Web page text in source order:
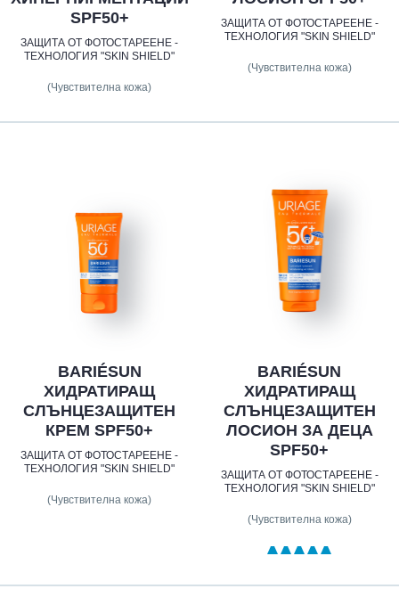
SPF50+
ЗАЩИТА ОТ ФОТОСТАРЕЕНЕ -
ТЕХНОЛОГИЯ "SKIN SHIELD"
(Чувствителна кожа)
ЗАЩИТА ОТ ФОТОСТАРЕЕНЕ -
ТЕХНОЛОГИЯ "SKIN SHIELD"
(Чувствителна кожа)
BARIÉSUN
ХИДРАТИРАЩ
СЛЪНЦЕЗАЩИТЕН
КРЕМ SPF50+
ЗАЩИТА ОТ ФОТОСТАРЕЕНЕ -
ТЕХНОЛОГИЯ "SKIN SHIELD"
(Чувствителна кожа)
BARIÉSUN
ХИДРАТИРАЩ
СЛЪНЦЕЗАЩИТЕН
ЛОСИОН ЗА ДЕЦА
SPF50+
ЗАЩИТА ОТ ФОТОСТАРЕЕНЕ -
ТЕХНОЛОГИЯ "SKIN SHIELD"
(Чувствителна кожа)